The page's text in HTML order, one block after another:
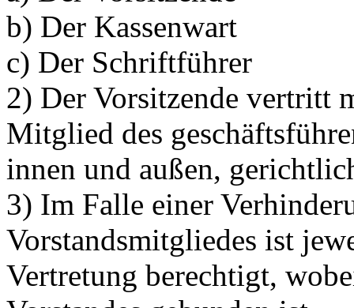
b) Der Kassenwart
c) Der Schriftführer
2) Der Vorsitzende vertritt
Mitglied des
innen und außen,
3) Im Falle einer
Vorstandsmitgliedes ist
Vertretung berechtigt,